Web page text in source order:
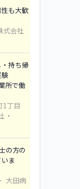
も大歓
式会社
・持ち帰
所で働
1丁目
の方の
ま
大田病